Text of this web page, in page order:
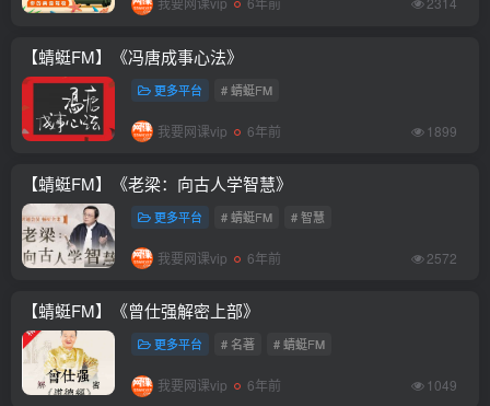
【蜻蜓FM】《冯唐成事心法》
更多平台 # 蜻蜓FM
我要网课vip 6年前 1899
【蜻蜓FM】《老梁：向古人学智慧》
更多平台 # 蜻蜓FM # 智慧
我要网课vip 6年前 2572
【蜻蜓FM】《曾仕强解密上部》
更多平台 # 名著 # 蜻蜓FM
我要网课vip 6年前 1049